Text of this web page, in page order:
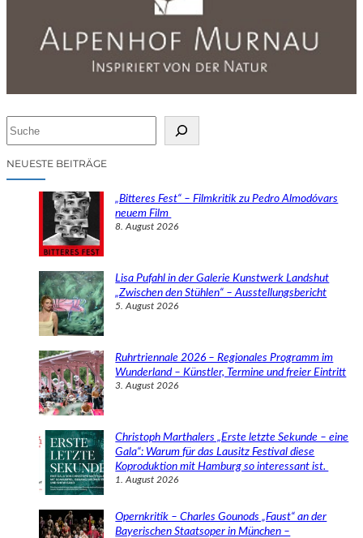
cNEUESTE BEITRÄGE
„Bitteres Fest“ – Filmkritik zu Pedro Almodóvars
neuem Film
8. August 2026
Lisa Pufahl in der Galerie Kunstwerk Landshut
„Zwischen den Stühlen“ – Ausstellungsbericht
5. August 2026
Ruhrtriennale 2026 – Regionales Programm im
Wunderland – Künstler, Termine und freier Eintritt
3. August 2026
Christoph Marthalers „Erste letzte Sekunde – eine
Gala“: Warum für das Lausitz Festival diese
Koproduktion mit Hamburg so interessant ist.
1. August 2026
Opernkritik – Charles Gounods „Faust“ an der
Bayerischen Staatsoper in München –